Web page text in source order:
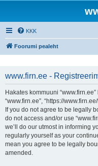
KKK
Foorumi pealeht
www.firn.ee -
Hakates kommuuni
“www.firn.ee”, “https://
If you do not agree to be legally
do not access and/or use
we’ll do our utmost in informing
regularly yourself as your
mean you agree to be legally
amended.